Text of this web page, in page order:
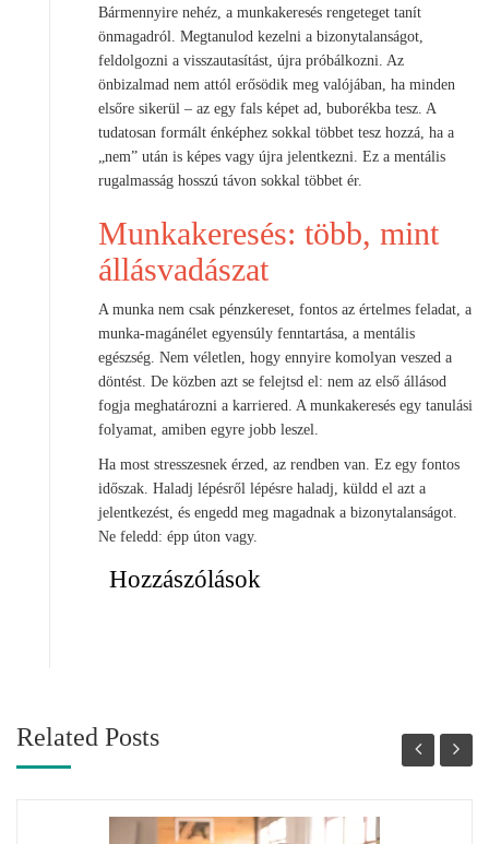
Bármennyire nehéz, a munkakeresés rengeteget tanít
önmagadról. Megtanulod kezelni a bizonytalanságot,
feldolgozni a visszautasítást, újra próbálkozni. Az
önbizalmad nem attól erősödik meg valójában, ha minden
elsőre sikerül – az egy fals képet ad, buborékba tesz. A
tudatosan formált énképhez sokkal többet tesz hozzá, ha a
„nem” után is képes vagy újra jelentkezni. Ez a mentális
rugalmasság hosszú távon sokkal többet ér.
Munkakeresés: több, mint
állásvadászat
A munka nem csak pénzkereset, fontos az értelmes feladat, a
munka-magánélet egyensúly fenntartása, a mentális
egészség. Nem véletlen, hogy ennyire komolyan veszed a
döntést. De közben azt se felejtsd el: nem az első állásod
fogja meghatározni a karriered. A munkakeresés egy tanulási
folyamat, amiben egyre jobb leszel.
Ha most stresszesnek érzed, az rendben van. Ez egy fontos
időszak. Haladj lépésről lépésre haladj, küldd el azt a
jelentkezést, és engedd meg magadnak a bizonytalanságot.
Ne feledd: épp úton vagy.
Hozzászólások
Related Posts